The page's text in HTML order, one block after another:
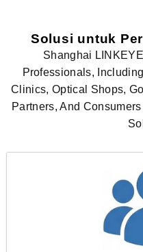
Solusi untuk
Shanghai
Professionals,
Clinics, Optical Shops,
Partners, And